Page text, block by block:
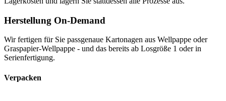
Herstellung On-Demand
Wir fertigen für Sie passgenaue Kartonagen aus Wellpappe oder
Graspapier-Wellpappe - und das bereits ab Losgröße 1 oder in
Serienfertigung.
Verpacken